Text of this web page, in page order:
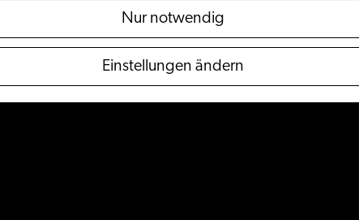
Nur notwendig
Einstellungen ändern